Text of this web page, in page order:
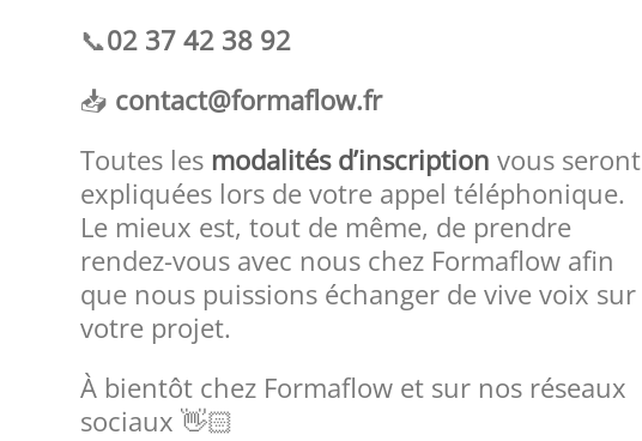
📞02 37 42 38 92
📥 contact@formaflow.fr
Toutes les modalités d’inscription vous seront
expliquées lors de votre appel téléphonique.
Le mieux est, tout de même, de prendre
rendez-vous avec nous chez Formaflow afin
que nous puissions échanger de vive voix sur
votre projet.
À bientôt chez Formaflow et sur nos réseaux
sociaux 👋🏻